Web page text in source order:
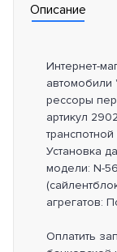
Описание
Интернет-
автомобили
рессоры
артикул
Установка
модели: N-
агрегатов:
Оплатить